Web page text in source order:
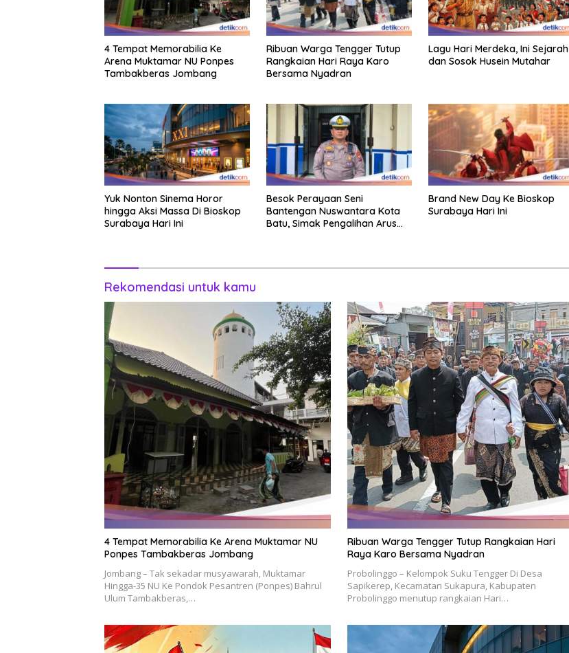
4 Tempat Memorabilia Ke
Arena Muktamar NU Ponpes
Tambakberas Jombang
Ribuan Warga Tengger Tutup
Rangkaian Hari Raya Karo
Bersama Nyadran
Lagu Hari Merdeka, Ini Sejarah
dan Sosok Husein Mutahar
Yuk Nonton Sinema Horor
hingga Aksi Massa Di Bioskop
Surabaya Hari Ini
Besok Perayaan Seni
Bantengan Nuswantara Kota
Batu, Simak Pengalihan Arus
Brand New Day Ke Bioskop
Surabaya Hari Ini
Rekomendasi untuk kamu
4 Tempat Memorabilia Ke Arena Muktamar NU
Ponpes Tambakberas Jombang
Jombang – Tak sekadar musyawarah, Muktamar
Hingga-35 NU Ke Pondok Pesantren (Ponpes) Bahrul
Ulum Tambakberas,…
Ribuan Warga Tengger Tutup Rangkaian Hari
Raya Karo Bersama Nyadran
Probolinggo – Kelompok Suku Tengger Di Desa
Sapikerep, Kecamatan Sukapura, Kabupaten
Probolinggo menutup rangkaian Hari…